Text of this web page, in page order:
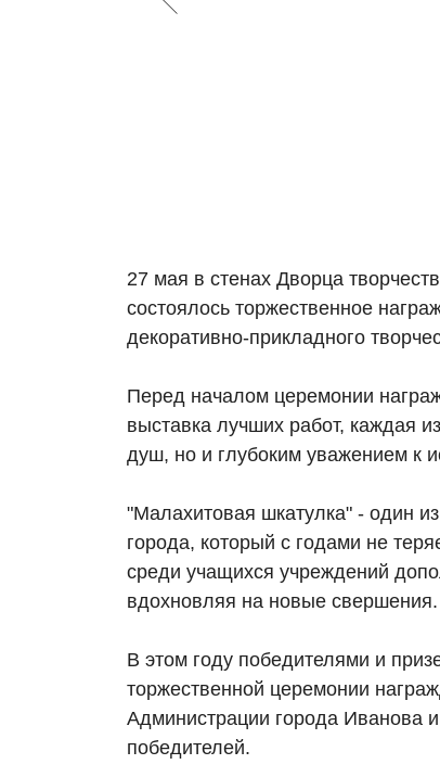
27 мая в стенах Дворца
состоялось торжественное
декоративно-прикладного
Перед началом церемонии
выставка лучших работ, каждая
душ, но и глубоким уважением к
"Малахитовая шкатулка" - один
города, который с годами не
среди учащихся учреждений
вдохновляя на новые свершения.
В этом году победителями и
торжественной церемонии
Администрации города Иванова
победителей.